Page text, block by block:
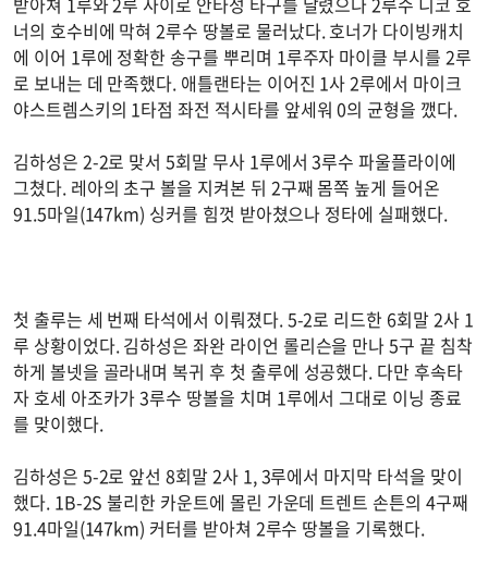
너의 호수비에 막혀 2루수 땅볼로 물러났다. 호너가 다이빙캐치
에 이어 1루에 정확한 송구를 뿌리며 1루주자 마이클 부시를 2루
로 보내는 데 만족했다. 애틀랜타는 이어진 1사 2루에서 마이크
야스트렘스키의 1타점 좌전 적시타를 앞세워 0의 균형을 깼다.
김하성은 2-2로 맞서 5회말 무사 1루에서 3루수 파울플라이에
그쳤다. 레아의 초구 볼을 지켜본 뒤 2구째 몸쪽 높게 들어온
91.5마일(147km) 싱커를 힘껏 받아쳤으나 정타에 실패했다.
첫 출루는 세 번째 타석에서 이뤄졌다. 5-2로 리드한 6회말 2사 1
루 상황이었다. 김하성은 좌완 라이언 롤리슨을 만나 5구 끝 침착
하게 볼넷을 골라내며 복귀 후 첫 출루에 성공했다. 다만 후속타
자 호세 아조카가 3루수 땅볼을 치며 1루에서 그대로 이닝 종료
를 맞이했다.
김하성은 5-2로 앞선 8회말 2사 1, 3루에서 마지막 타석을 맞이
했다. 1B-2S 불리한 카운트에 몰린 가운데 트렌트 손튼의 4구째
91.4마일(147km) 커터를 받아쳐 2루수 땅볼을 기록했다.